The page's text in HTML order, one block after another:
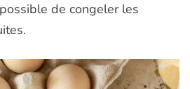
de congeler les